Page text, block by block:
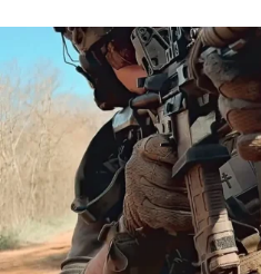
PROMO!